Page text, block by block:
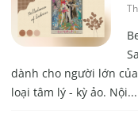
dành cho người lớn
loại tâm lý - kỳ ảo. Nội...